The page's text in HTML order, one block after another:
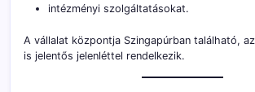
intézményi szolgáltatásokat.
A vállalat központja Szingapúrban található,
is jelentős jelenléttel rendelkezik.